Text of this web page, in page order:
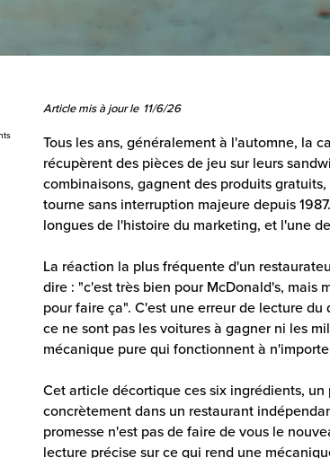
Article mis à jour le 11/6/26
Tous les ans, généralement à l'automne, la
récupèrent des pièces de jeu sur leurs
combinaisons, gagnent des produits
tourne sans interruption majeure depuis
longues de l'histoire du marketing, et l'une
La réaction la plus fréquente d'un
dire : "c'est très bien pour McDonald's, mais
pour faire ça". C'est une erreur de lecture
ce ne sont pas les voitures à gagner ni les
mécanique pure qui fonctionnent à
Cet article décortique ces six ingrédients,
concrètement dans un restaurant
promesse n'est pas de faire de vous le
lecture précise sur ce qui rend une